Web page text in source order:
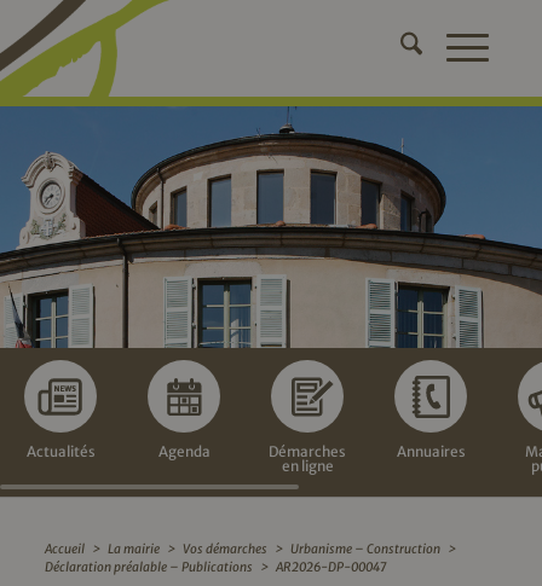
Actualités Agenda
Démarches
en ligne
Annuaires
Accueil > La mairie > Vos démarches > Urbanisme – Construction >
Déclaration préalable – Publications
> AR2026-DP-00047